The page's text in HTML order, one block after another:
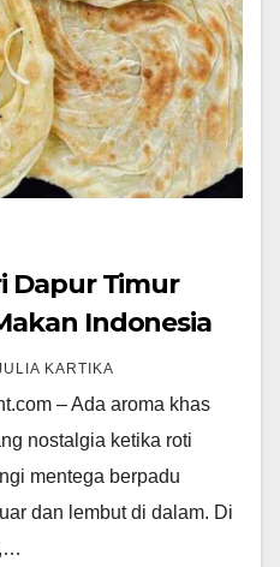
Dapur Timur
Indonesia
KARTIKA
– Ada aroma khas
nostalgia ketika roti
mentega berpadu
dan lembut di dalam. Di